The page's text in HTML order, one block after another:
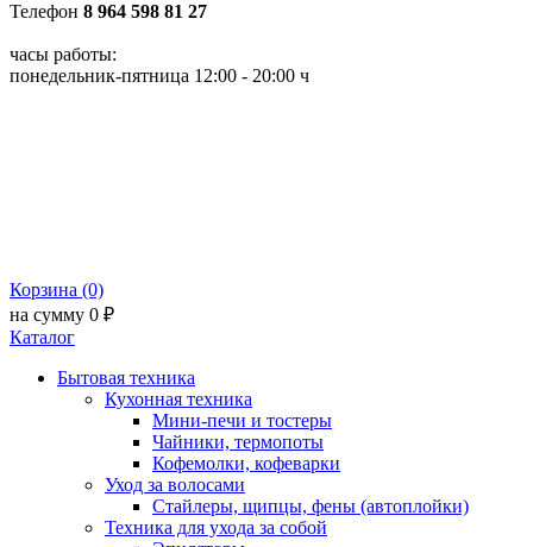
Телефон 8 964 598 81 27
часы работы:
понедельник-пятница 12:00 - 20:00 ч
Корзина (0)
на сумму 0 ₽
Каталог
Бытовая техника
Кухонная техника
Мини-печи и тостеры
Чайники, термопоты
Кофемолки, кофеварки
Уход за волосами
Стайлеры, щипцы, фены (автоплойки)
Техника для ухода за собой